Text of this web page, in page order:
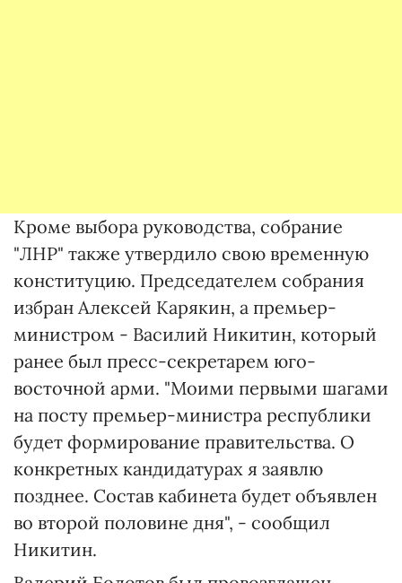
Кроме выбора руководства, собрание
"ЛНР" также утвердило свою временную
конституцию. Председателем собрания
избран Алексей Карякин, а премьер-
министром - Василий Никитин, который
ранее был пресс-секретарем юго-
восточной арми. "Моими первыми шагами
на посту премьер-министра республики
будет формирование правительства. О
конкретных кандидатурах я заявлю
позднее. Состав кабинета будет объявлен
во второй половине дня", - сообщил
Никитин.